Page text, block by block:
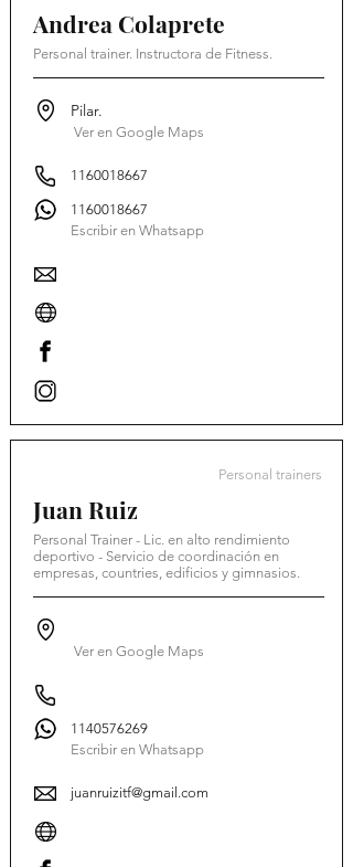
Andrea Colaprete
Personal trainer. Instructora de Fitness.
Pilar.
Ver en Google Maps
1160018667
1160018667
Escribir en Whatsapp
Personal trainers
Juan Ruiz
Personal Trainer - Lic. en alto rendimiento
deportivo - Servicio de coordinación en
empresas, countries, edificios y gimnasios.
Ver en Google Maps
1140576269
Escribir en Whatsapp
juanruizitf@gmail.com